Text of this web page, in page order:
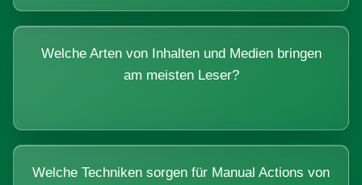
Welche Arten von Inhalten und Medien bringen
am meisten Leser?
Welche Techniken sorgen für Manual Actions von